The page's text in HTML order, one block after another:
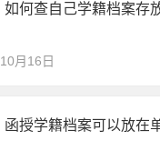
如何查自己学籍档案存
10月16日
函授学籍档案可以放在